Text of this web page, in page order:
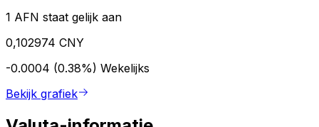
1 AFN staat gelijk aan
0,102974 CNY
-0.0004 (0.38%) Wekelijks
Bekijk grafiek